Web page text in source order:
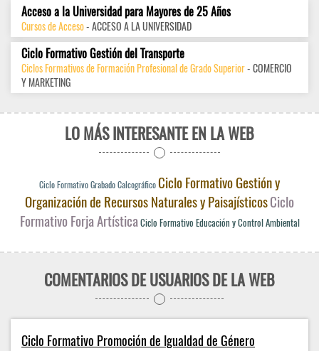
Acceso a la Universidad para Mayores de 25 Años
Cursos de Acceso- ACCESO A LA UNIVERSIDAD
Ciclo Formativo Gestión del Transporte
Ciclos Formativos de Formación Profesional de Grado Superior- COMERCIO
Y MARKETING
LO MÁS INTERESANTE EN LA WEB
Ciclo Formativo Grabado CalcográficoCiclo Formativo Gestión y
Organización de Recursos Naturales y PaisajísticosCiclo
Formativo Forja ArtísticaCiclo Formativo Educación y Control Ambiental
COMENTARIOS DE USUARIOS DE LA WEB
Ciclo Formativo Promoción de Igualdad de Género